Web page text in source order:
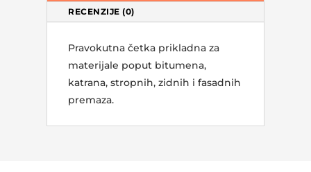
RECENZIJE (0)
Pravokutna četka prikladna za
materijale poput bitumena,
katrana, stropnih, zidnih i fasadnih
premaza.